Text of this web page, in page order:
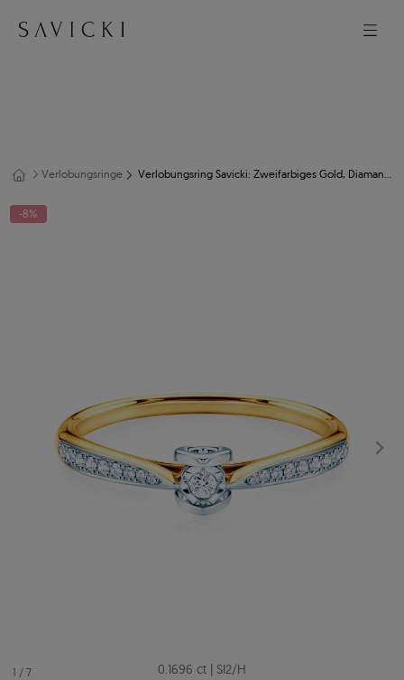
Verlobungsringe Verlobungsring Savicki: Zweifarbiges Gold, Diamanten
1 / 7
-8%
0.1696 ct | SI2/H